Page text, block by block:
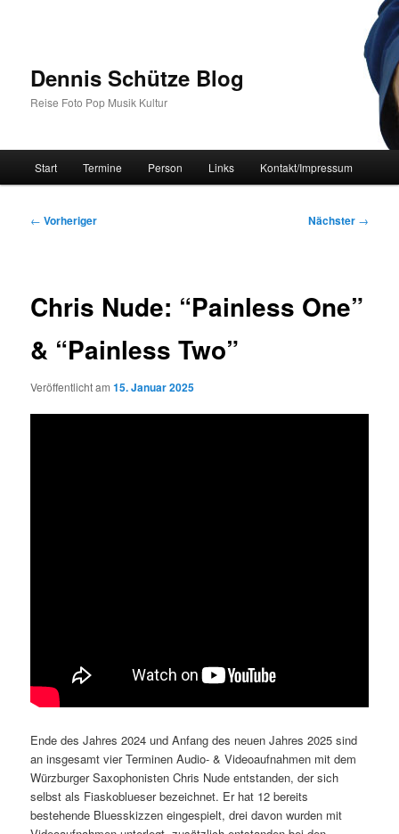
Dennis Schütze Blog
Reise Foto Pop Musik Kultur
Start Termine Person Links Kontakt/Impressum
Beitragsnavigation
← Vorheriger Nächster →
Chris Nude: “Painless One”
& “Painless Two”
Veröffentlicht am15. Januar 2025
Ende des Jahres 2024 und Anfang des neuen Jahres 2025 sind
an insgesamt vier Terminen Audio- & Videoaufnahmen mit dem
Würzburger Saxophonisten Chris Nude entstanden, der sich
selbst als Fiaskoblueser bezeichnet. Er hat 12 bereits
bestehende Bluesskizzen eingespielt, drei davon wurden mit